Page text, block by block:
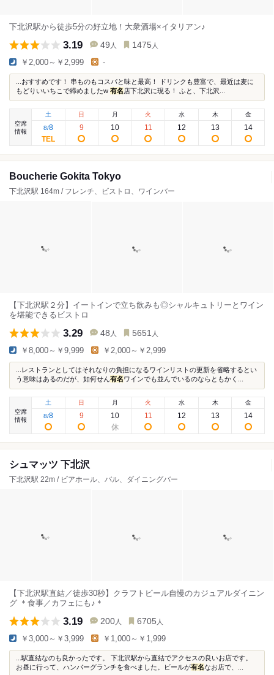
下北沢駅から徒歩5分の好立地！大衆酒場×イタリアン♪
3.19 49 人 1475 人
￥2,000～￥2,999 -
...おすすめです！ 串ものもコスパと味と最高！ ドリンクも豊富で、最近は麦に
もどりいいちこで締めましたw 有名店下北沢に現る！ ふと、下北沢...
空席
情報
土
8/8
日
9
月
10
火
11
水
12
木
13
金
14
Boucherie Gokita Tokyo
下北沢駅 164m / フレンチ、ビストロ、ワインバー
【下北沢駅２分】イートインで立ち飲みも◎シャルキュトリーとワイン
を堪能できるビストロ
3.29 48 人 5651 人
￥8,000～￥9,999 ￥2,000～￥2,999
...レストランとしてはそれなりの負担になるワインリストの更新を省略するとい
う意味はあるのだが、如何せん有名ワインでも並んでいるのならともかく...
空席
情報
土
8/8
日
9
月
10
火
11
水
12
木
13
金
14
シュマッツ 下北沢
下北沢駅 22m / ビアホール、バル、ダイニングバー
【下北沢駅直結／徒歩30秒】クラフトビール自慢のカジュアルダイニン
グ ＊食事／カフェにも♪＊
3.19 200 人 6705 人
￥3,000～￥3,999 ￥1,000～￥1,999
...駅直結なのも良かったです。 下北沢駅から直結でアクセスの良いお店です。
お昼に行って、ハンバーグランチを食べました。ビールが有名なお店で、...